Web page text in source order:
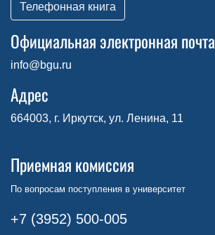
Телефонная книга
Официальная электронная почта
info@bgu.ru
Адрес
664003, г. Иркутск, ул. Ленина, 11
Приемная комиссия
По вопросам поступления в университет
+7 (3952) 500-005